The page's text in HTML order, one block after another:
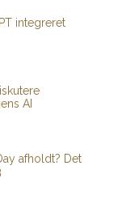
integreret
AI
afholdt? Det